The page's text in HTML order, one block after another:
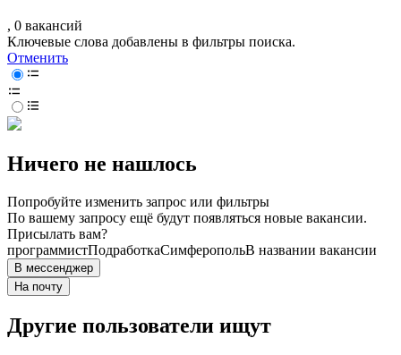
, 0 вакансий
Ключевые слова добавлены в фильтры поиска.
Отменить
Ничего не нашлось
Попробуйте изменить запрос или фильтры
По вашему запросу ещё будут появляться новые вакансии.
Присылать вам?
программистПодработкаСимферопольВ названии вакансии
В мессенджер
На почту
Другие пользователи ищут